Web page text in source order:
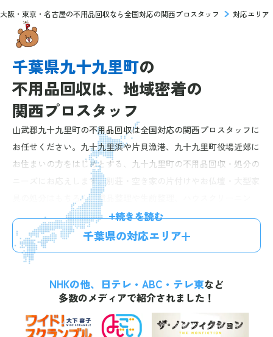
大阪・東京・名古屋の不用品回収なら全国対応の関西プロスタッフ 対応エリア
千葉県九十九里町の
不用品回収は、 地域密着の
関西プロスタッフ
山武郡九十九里町の不用品回収は全国対応の関西プロスタッフに
お任せください。九十九里浜や片貝漁港、九十九里町役場近郊に
お住まいの方をはじめとする、九十九里町の不用品回収・処分の
ニーズにお応えします。別荘・空き家の片付けやお仏壇・大型家
具の処分はもちろん、遺品整理や生前整理、ハウスクリーニン
グ、回収処分費用がお得になる不用品買取などのオプションプラ
ンもご提供。店舗や事務所の不用品回収・処分も承っておりま
す。経験豊富なスタッフが迅速丁寧に対応しますので、安心して
お任せいただけます。お電話一本で最短60分、無料のお見積りに
お伺い。明確な料金体系で、お見積り後の追加料金はございませ
んので、お気軽にお問い合わせください。
続きを読む
千葉県の対応エリア
NHKの他、日テレ・ABC・テレ東など
多数のメディアで紹介されました！